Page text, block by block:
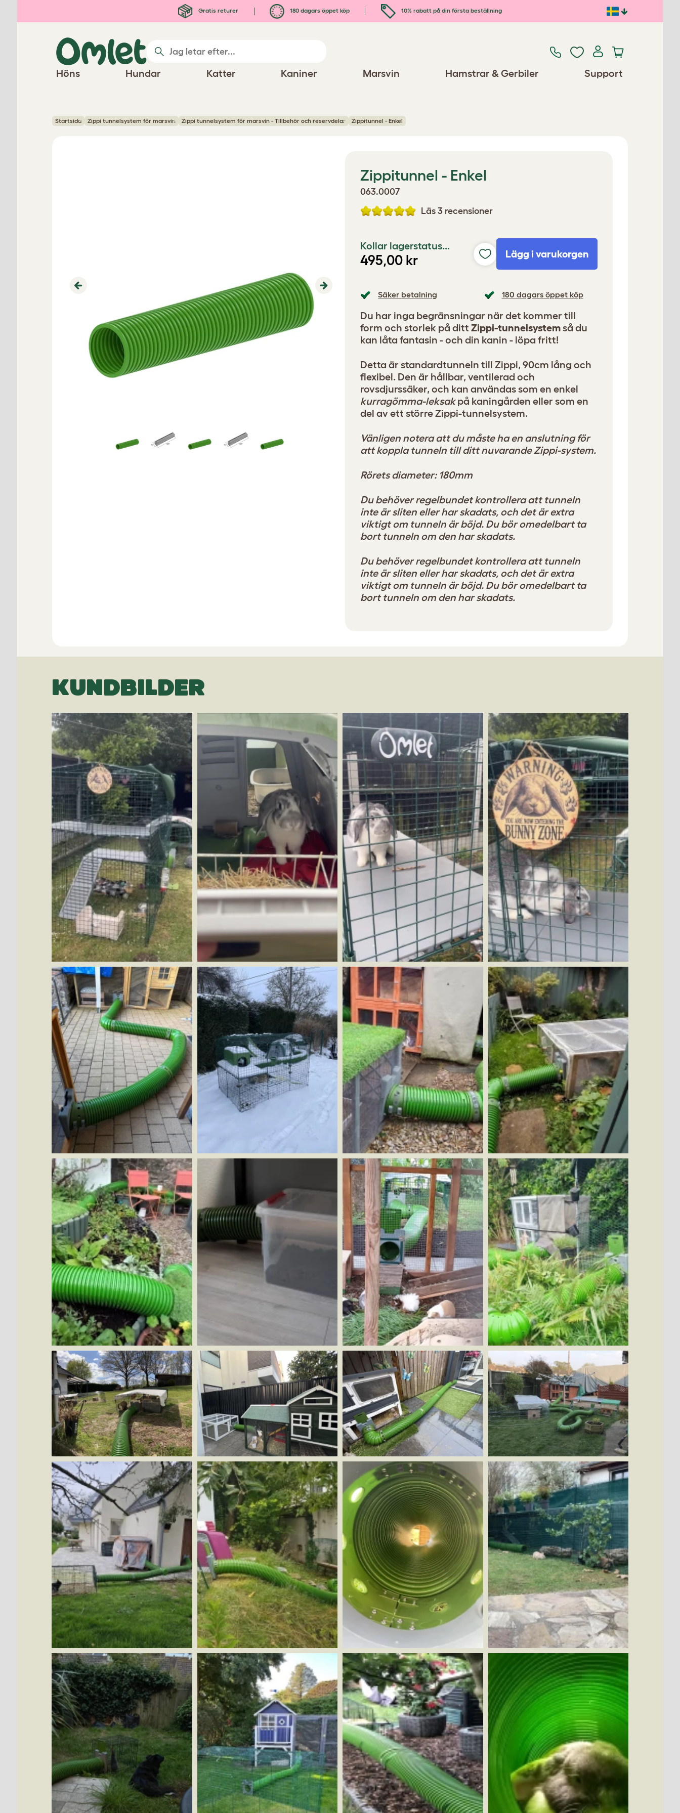
Gratis returer 180 dagars öppet köp 10% rabatt på din första beställning
Höns Hundar Katter Kaniner Marsvin Hamstrar & Gerbiler Support
Startsida Zippi tunnelsystem för marsvin Zippi tunnelsystem för marsvin - Tillbehör och reservdelar Zippitunnel - Enkel
Previous Next
Zippitunnel - Enkel
063.0007
Läs 3 recensioner
Kollar lagerstatus...
495,00 kr Lägg i varukorgen
Säker betalning 180 dagars öppet köp
Du har inga begränsningar när det kommer till
form och storlek på ditt Zippi-tunnelsystemså du
kan låta fantasin - och din kanin - löpa fritt!
Detta är standardtunneln till Zippi, 90cm lång och
flexibel. Den är hållbar, ventilerad och
rovsdjurssäker, och kan användas som en enkel
kurragömma-leksakpå kaningården eller som en
del av ett större Zippi-tunnelsystem.
Vänligen notera att du måste ha en anslutning för
att koppla tunneln till ditt nuvarande Zippi-system.
Rörets diameter: 180mm
Du behöver regelbundet kontrollera att tunneln
inte är sliten eller har skadats, och det är extra
viktigt om tunneln är böjd. Du bör omedelbart ta
bort tunneln om den har skadats.
Du behöver regelbundet kontrollera att tunneln
inte är sliten eller har skadats, och det är extra
viktigt om tunneln är böjd. Du bör omedelbart ta
bort tunneln om den har skadats.
KUNDBILDER